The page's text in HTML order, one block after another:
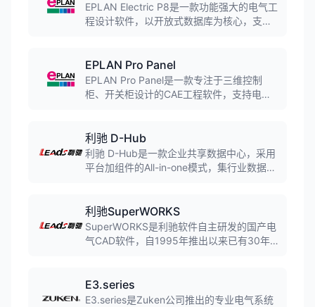
EPLAN Electric P8是一款功能强大的电气工
程设计软件，以开放式数据库为核心，支持
等国际标准，支持多国语言界面，广泛应用
于工业自动化、机械设备、能源交通等领
域。
EPLAN Pro Panel
EPLAN Pro Panel是一款专注于三维控制
柜、开关柜设计的CAE工程软件，支持电气
件与EPLAN Electric P8无缝集成，实现从设
计到制造的一体化解决方案。
利驰 D-Hub
利驰 D-Hub是一款企业共享数据中心，采用
平台加组件的All-in-one模式，集行业数据共
量最大的SaaS软件平台。
利驰SuperWORKS
SuperWORKS是利驰软件自主研发的国产电
气CAD软件，自1995年推出以来已有30年
中望CAD、浩辰CAD等主流CAD平台，广泛
应用于电力设备制造、电气成套厂等行业。
E3.series
E3.series是Zuken公司推出的专业电气系统